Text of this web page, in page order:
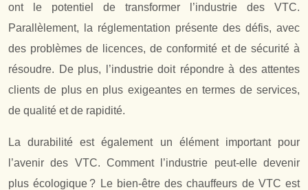
ont le potentiel de transformer l’industrie des VTC.
Parallèlement, la réglementation présente des défis, avec
des problèmes de licences, de conformité et de sécurité à
résoudre. De plus, l’industrie doit répondre à des attentes
clients de plus en plus exigeantes en termes de services,
de qualité et de rapidité.
La durabilité est également un élément important pour
l’avenir des VTC. Comment l’industrie peut-elle devenir
plus écologique ? Le bien-être des chauffeurs de VTC est